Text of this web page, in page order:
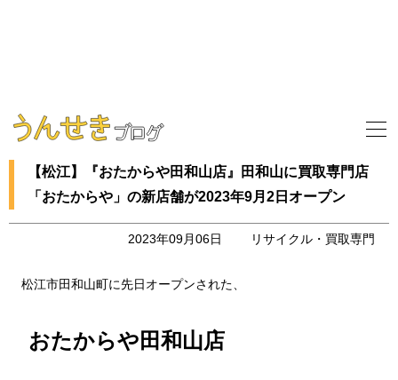
【松江】『おたからや田和山店』田和山に買取専門店
「おたからや」の新店舗が2023年9月2日オープン
2023年09月06日 リサイクル・買取専門
松江市田和山町に先日オープンされた、
おたからや田和山店